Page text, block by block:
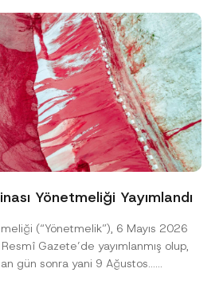
Yönetmeliği Yayımlandı
(“Yönetmelik”), 6 Mayıs 2026
Gazete’de yayımlanmış olup,
gün sonra yani 9 Ağustos...
A
d
r
v
a
c